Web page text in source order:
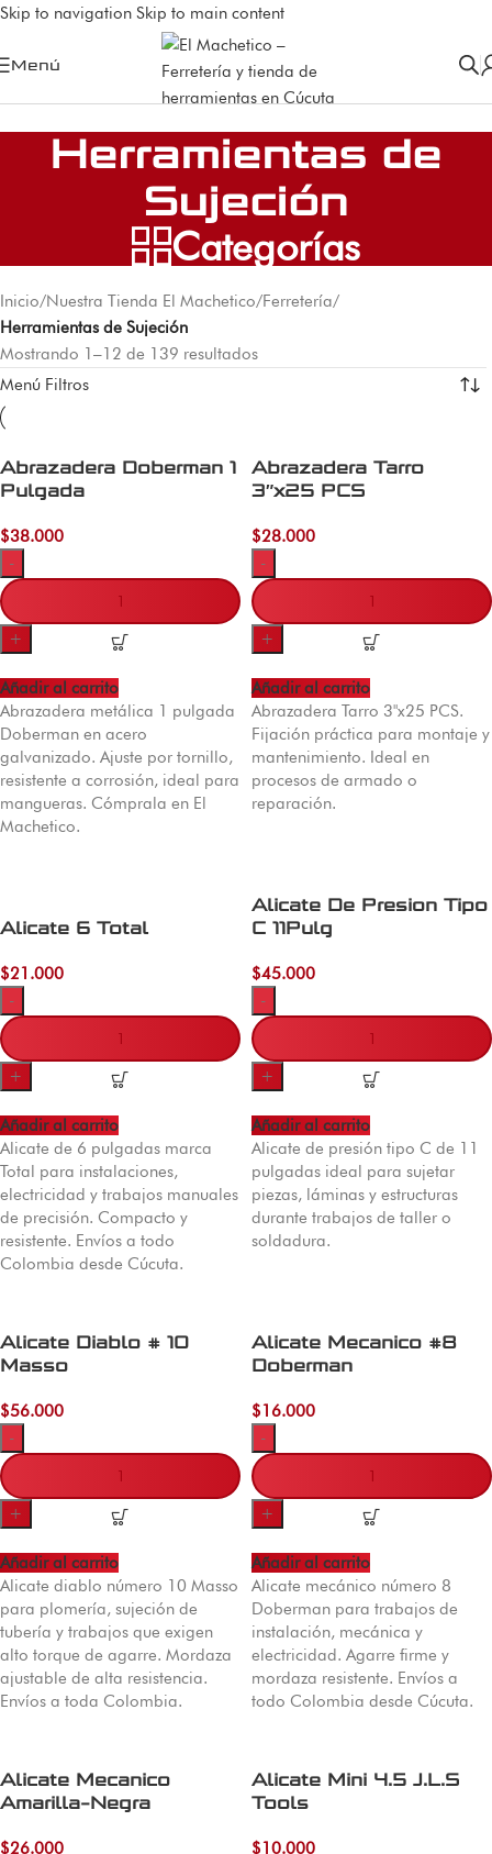
Skip to navigation Skip to main content
Menú
Herramientas de
Sujeción
Categorías
Inicio/Nuestra Tienda El Machetico/Ferretería/
Herramientas de Sujeción
Mostrando 1–12 de 139 resultados
Menú Filtros
Abrazadera Doberman 1
Pulgada
$38.000
-
+
Añadir al carrito
Abrazadera metálica 1 pulgada
Doberman en acero
galvanizado. Ajuste por tornillo,
resistente a corrosión, ideal para
mangueras. Cómprala en El
Machetico.
Abrazadera Tarro
3″x25 PCS
$28.000
-
+
Añadir al carrito
Abrazadera Tarro 3"x25 PCS.
Fijación práctica para montaje y
mantenimiento. Ideal en
procesos de armado o
reparación.
Alicate 6 Total
$21.000
-
+
Añadir al carrito
Alicate de 6 pulgadas marca
Total para instalaciones,
electricidad y trabajos manuales
de precisión. Compacto y
resistente. Envíos a todo
Colombia desde Cúcuta.
Alicate De Presion Tipo
C 11Pulg
$45.000
-
+
Añadir al carrito
Alicate de presión tipo C de 11
pulgadas ideal para sujetar
piezas, láminas y estructuras
durante trabajos de taller o
soldadura.
Alicate Diablo # 10
Masso
$56.000
-
+
Añadir al carrito
Alicate diablo número 10 Masso
para plomería, sujeción de
tubería y trabajos que exigen
alto torque de agarre. Mordaza
ajustable de alta resistencia.
Envíos a toda Colombia.
Alicate Mecanico #8
Doberman
$16.000
-
+
Añadir al carrito
Alicate mecánico número 8
Doberman para trabajos de
instalación, mecánica y
electricidad. Agarre firme y
mordaza resistente. Envíos a
todo Colombia desde Cúcuta.
Alicate Mecanico
Amarilla-Negra
$26.000
Alicate Mini 4.5 J.L.S
Tools
$10.000